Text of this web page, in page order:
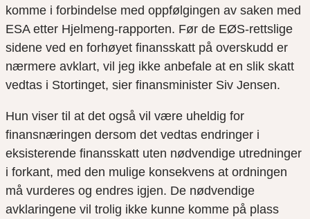
komme i forbindelse med oppfølgingen av saken med
ESA etter Hjelmeng-rapporten. Før de EØS-rettslige
sidene ved en forhøyet finansskatt på overskudd er
nærmere avklart, vil jeg ikke anbefale at en slik skatt
vedtas i Stortinget, sier finansminister Siv Jensen.
Hun viser til at det også vil være uheldig for
finansnæringen dersom det vedtas endringer i
eksisterende finansskatt uten nødvendige utredninger
i forkant, med den mulige konsekvens at ordningen
må vurderes og endres igjen. De nødvendige
avklaringene vil trolig ikke kunne komme på plass